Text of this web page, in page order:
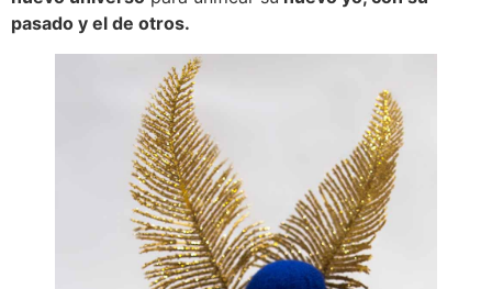
pasado y el de otros.